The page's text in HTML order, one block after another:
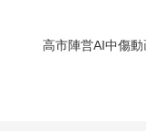
高市陣営AI中傷